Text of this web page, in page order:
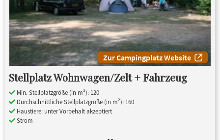
Zur Campingplatz Website
Stellplatz Wohnwagen/Zelt + Fahrzeug
Min. Stellplatzgröße (in m²): 120
Durchschnittliche Stellplatzgröße (in m²): 160
Haustiere: unter Vorbehalt akzeptiert
Strom